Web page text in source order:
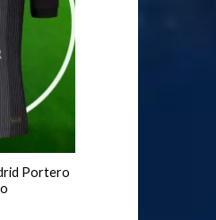
Portero